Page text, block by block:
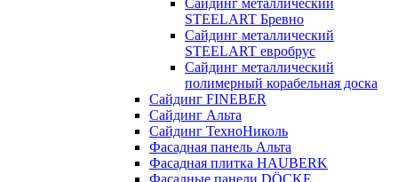
Сайдинг металлический
STEELART Бревно
Сайдинг металлический
STEELART евробрус
Сайдинг металлический
полимерный корабельная доска
Сайдинг FINEBER
Сайдинг Альта
Сайдинг ТехноНиколь
Фасадная панель Альта
Фасадная плитка HAUBERK